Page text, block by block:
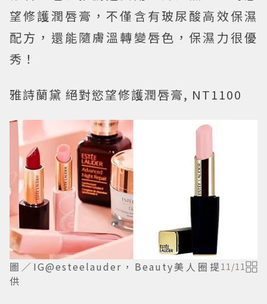
望修護潤唇膏，不僅含有玻尿酸高效保濕
配方，還能隨膚溫轉變唇色，保濕力很優
秀！
雅詩蘭黛 絕對慾望修護潤唇膏, NT1100
圖／IG@esteelauder，Beauty美人圈提
供
11/11